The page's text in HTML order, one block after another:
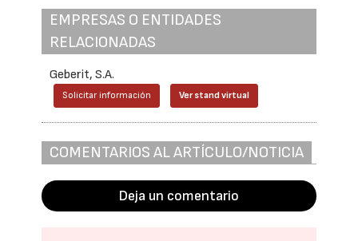
EMPRESAS O ENTIDADES
RELACIONADAS
Geberit, S.A.
Solicitar información Ver stand virtual
COMENTARIOS AL ARTÍCULO/NOTICIA
Deja un comentario